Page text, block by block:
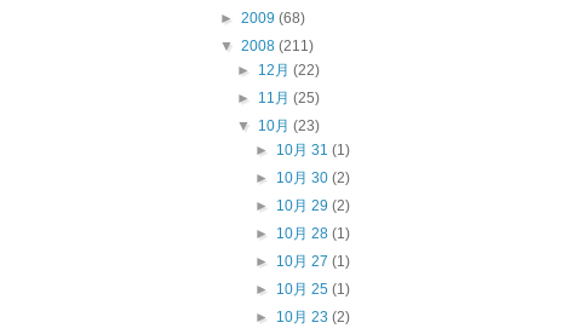
► 2009 (68)
▼ 2008 (211)
► 12月(22)
► 11月(25)
▼ 10月(23)
► 10月 31 (1)
► 10月 30 (2)
► 10月 29 (2)
► 10月 28 (1)
► 10月 27 (1)
► 10月 25 (1)
► 10月 23 (2)